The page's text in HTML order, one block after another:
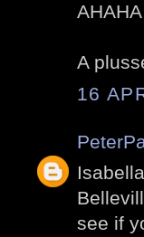
AHAHA
A
16
see if